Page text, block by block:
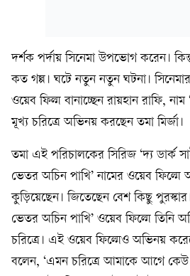
দর্শক পর্দায় সিনেমা উপভোগ করেন।
কত গল্প। ঘটে নতুন নতুন ঘটনা।
ওয়েব ফিল্ম বানাচ্ছেন রায়হান রাফি, নাম
মূখ্য চরিত্রে অভিনয় করছেন তমা মির্জা।
তমা এই পরিচালকের সিরিজ ‘দ্য ডার্ক
ভেতর অচিন পাখি’ নামের ওয়েব ফিল্মে
কুড়িয়েছেন। জিতেছেন বেশ কিছু
ভেতর অচিন পাখি’ ওয়েব ফিল্মে তিনি
চরিত্রে। এই ওয়েব ফিল্মেও অভিনয়
বলেন, ‘এমন চরিত্রে আমাকে আগে